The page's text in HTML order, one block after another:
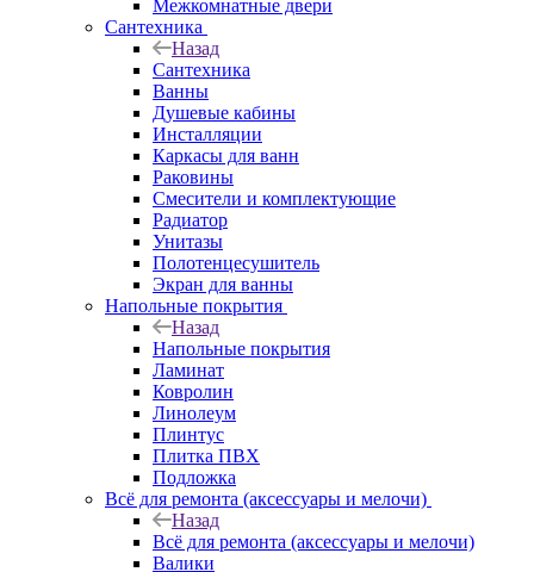
Межкомнатные двери
Сантехника
Назад
Сантехника
Ванны
Душевые кабины
Инсталляции
Каркасы для ванн
Раковины
Смесители и комплектующие
Радиатор
Унитазы
Полотенцесушитель
Экран для ванны
Напольные покрытия
Назад
Напольные покрытия
Ламинат
Ковролин
Линолеум
Плинтус
Плитка ПВХ
Подложка
Всё для ремонта (аксессуары и мелочи)
Назад
Всё для ремонта (аксессуары и мелочи)
Валики